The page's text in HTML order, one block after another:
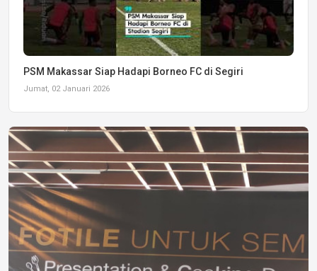
PSM Makassar Siap Hadapi Borneo FC di Segiri
Jumat, 02 Januari 2026